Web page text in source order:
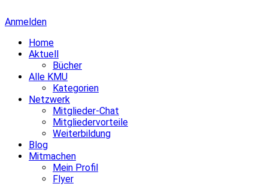
Anmelden
Home
Aktuell
Bücher
Alle KMU
Kategorien
Netzwerk
Mitglieder-Chat
Mitgliedervorteile
Weiterbildung
Blog
Mitmachen
Mein Profil
Flyer